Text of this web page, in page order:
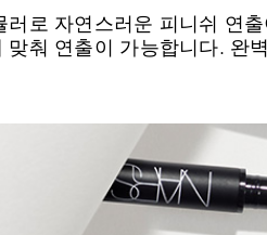
러로 자연스러운 피니쉬 연
맞춰 연출이 가능합니다. 완